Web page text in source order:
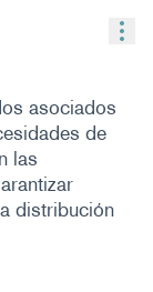
asociados
de
las
distribución